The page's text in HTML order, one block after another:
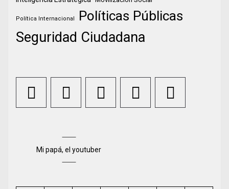
Política Internacional Políticas Públicas
Seguridad Ciudadana
Mi papá, el youtuber